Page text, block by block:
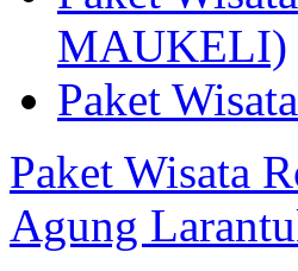
MAUKELI)
Paket
Paket Wisata
Agung